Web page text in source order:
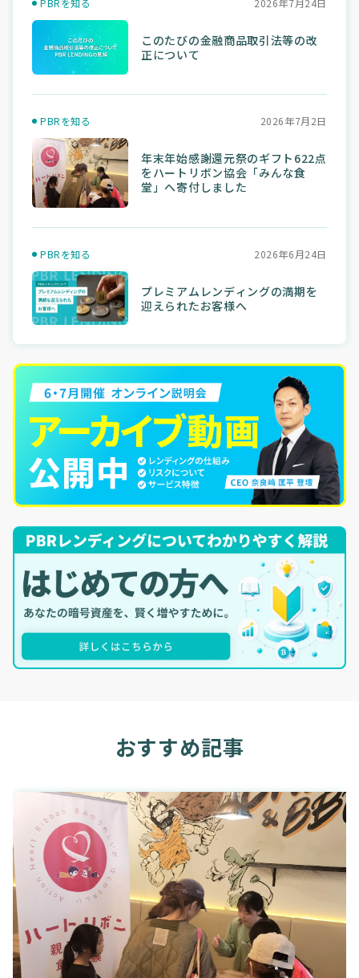
PBRを知る 2026年7月24日
このたびの金融商品取引法等の改
正について
PBRを知る 2026年7月2日
年末年始感謝還元祭のギフト622点
をハートリボン協会「みんな食
堂」へ寄付しました
PBRを知る 2026年6月24日
プレミアムレンディングの満期を
迎えられたお客様へ
おすすめ記事